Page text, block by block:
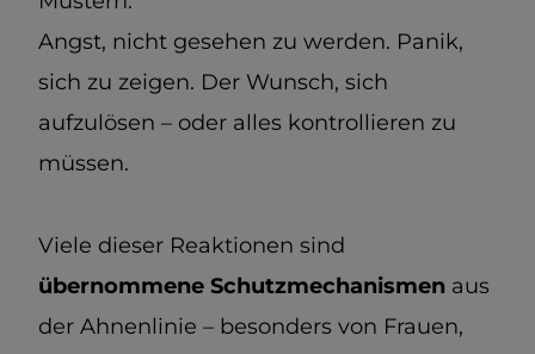
Angst, nicht gesehen zu werden. Panik,
sich zu zeigen. Der Wunsch, sich
aufzulösen – oder alles kontrollieren zu
müssen.
Viele dieser Reaktionen sind
übernommene Schutzmechanismen aus
der Ahnenlinie – besonders von Frauen,